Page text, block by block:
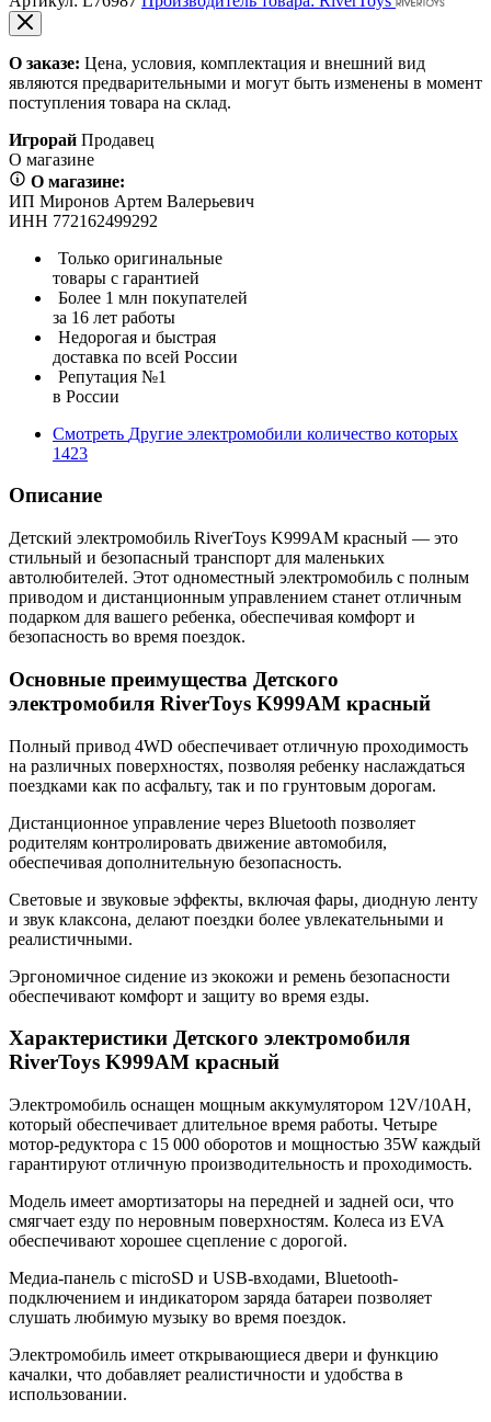
О заказе: Цена, условия, комплектация и внешний вид
являются предварительными и могут быть изменены в момент
поступления товара на склад.
Игрорай Продавец
О магазине
О магазине:
ИП Миронов Артем Валерьевич
ИНН 772162499292
Только оригинальные
товары с гарантией
Более 1 млн покупателей
за 16 лет работы
Недорогая и быстрая
доставка по всей России
Репутация №1
в России
Смотреть Другие электромобили количество которых
1423
Описание
Детский электромобиль RiverToys K999AM красный — это
стильный и безопасный транспорт для маленьких
автолюбителей. Этот одноместный электромобиль с полным
приводом и дистанционным управлением станет отличным
подарком для вашего ребенка, обеспечивая комфорт и
безопасность во время поездок.
Основные преимущества Детского
электромобиля RiverToys K999AM красный
Полный привод 4WD обеспечивает отличную проходимость
на различных поверхностях, позволяя ребенку наслаждаться
поездками как по асфальту, так и по грунтовым дорогам.
Дистанционное управление через Bluetooth позволяет
родителям контролировать движение автомобиля,
обеспечивая дополнительную безопасность.
Световые и звуковые эффекты, включая фары, диодную ленту
и звук клаксона, делают поездки более увлекательными и
реалистичными.
Эргономичное сидение из экокожи и ремень безопасности
обеспечивают комфорт и защиту во время езды.
Характеристики Детского электромобиля
RiverToys K999AM красный
Электромобиль оснащен мощным аккумулятором 12V/10АН,
который обеспечивает длительное время работы. Четыре
мотор-редуктора с 15 000 оборотов и мощностью 35W каждый
гарантируют отличную производительность и проходимость.
Модель имеет амортизаторы на передней и задней оси, что
смягчает езду по неровным поверхностям. Колеса из EVA
обеспечивают хорошее сцепление с дорогой.
Медиа-панель с microSD и USB-входами, Bluetooth-
подключением и индикатором заряда батареи позволяет
слушать любимую музыку во время поездок.
Электромобиль имеет открывающиеся двери и функцию
качалки, что добавляет реалистичности и удобства в
использовании.